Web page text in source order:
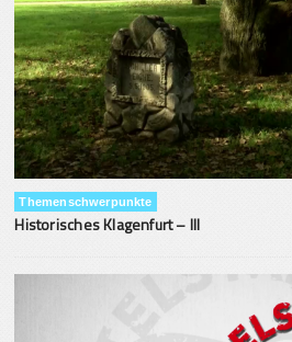
Themenschwerpunkte
Historisches Klagenfurt – III